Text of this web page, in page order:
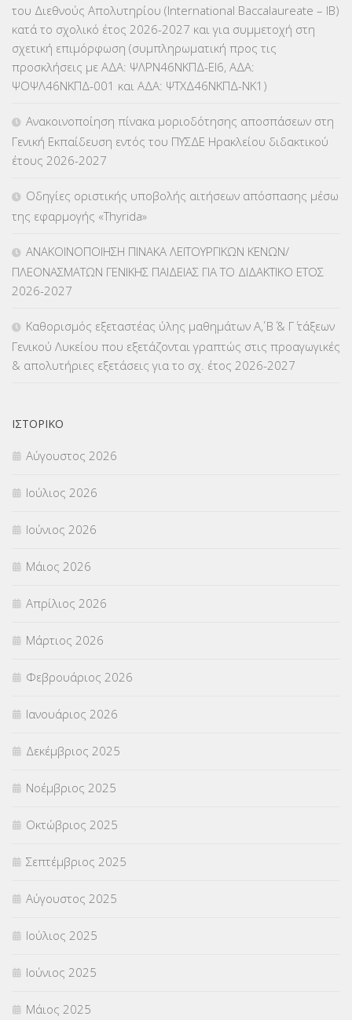
ΕΥΡΩΠΑΪΚΑ ΠΡΟΓΡΑΜΜΑΤΑ(230)
ΚΕΣΥ (60)
ΚΕΣΥΠ(109)
ΚΠγ – ΚΡΑΤΙΚΟ ΠΙΣΤΟΠΟΙΗΤΙΚΟ ΓΛΩΣΣΟΜΑΘΕΙΑΣ(135)
ΚΠπ- ΚΡΑΤΙΚΟ ΠΙΣΤΟΠΟΙΗΤΙΚΟ ΠΛΗΡΟΦΟΡΙΚΗΣ
ΛΟΙΠΑ(309)
ΜΕΤΑΘΕΣΕΙΣ-ΤΟΠΟΘΕΤΗΣΕΙΣ ΒΕΛΤΙΩΣΕΙΣ(319)
ΜΕΤΑΦΟΡΑ ΜΑΘΗΤΩΝ(3)
ΟΙΚΟΝΟΜΙΚΑ ΘΕΜΑΤΑ
Π.Ε.Κ. ΗΡΑΚΛΕΙΟΥ
ΠΑΝΕΛΛΑΔΙΚΕΣ ΕΞΕΤΑΣΕΙΣ
ΠΡΟΚΗΡΥΞΕΙΣ
ΣΕΜΙΝΑΡΙΑ – ΗΜΕΡΙΔΕΣ
ΣΕΠ(50)
ΣΤΕΛΕΧΗ (360)
ΣΥΜΒΟΥΛΕΥΤΙΚΟΣ ΣΤΑΘΜΟΣ ΝΕΩΝ
ΣΥΝΤΑΞΕΙΣ(12)
ΣΧΟΛΙΚΟΙ ΣΥΜΒΟΥΛΟΙ
ΥΠΕΡΑΡΙΘΜΟΙ(1)
ΥΠΟΤΡΟΦΙΕΣ(28)
ΦΥΣΙΚΗ ΑΓΩΓΗ(692)
Χωρίς κατηγορία
του Διεθνούς Απολυτηρίου (International Baccalaureate – IB)
κατά το σχολικό έτος 2026-2027 και για συμμετοχή στη
σχετική επιμόρφωση (συμπληρωματική προς τις
προσκλήσεις με ΑΔΑ: ΨΛΡΝ46ΝΚΠΔ-ΕΙ6, ΑΔΑ:
ΨΟΨΛ46ΝΚΠΔ-001 και ΑΔΑ: ΨΤΧΔ46ΝΚΠΔ-ΝΚ1)
Ανακοινοποίηση πίνακα μοριοδότησης αποσπάσεων στη
Γενική Εκπαίδευση εντός του ΠΥΣΔΕ Ηρακλείου διδακτικού
έτους 2026-2027
Οδηγίες οριστικής υποβολής αιτήσεων απόσπασης μέσω
της εφαρμογής «Thyrida»
ΑΝΑΚΟΙΝΟΠΟΙΗΣΗ ΠΙΝΑΚΑ ΛΕΙΤΟΥΡΓΙΚΩΝ ΚΕΝΩΝ/
ΠΛΕΟΝΑΣΜΑΤΩΝ ΓΕΝΙΚΗΣ ΠΑΙΔΕΙΑΣ ΓΙΑ ΤΟ ΔΙΔΑΚΤΙΚΟ ΕΤΟΣ
2026-2027
Καθορισμός εξεταστέας ύλης μαθημάτων Α΄, Β΄ & Γ΄ τάξεων
Γενικού Λυκείου που εξετάζονται γραπτώς στις προαγωγικές
& απολυτήριες εξετάσεις για το σχ. έτος 2026-2027
ΙΣΤΟΡΙΚΌ
Αύγουστος 2026
Ιούλιος 2026
Ιούνιος 2026
Μάιος 2026
Απρίλιος 2026
Μάρτιος 2026
Φεβρουάριος 2026
Ιανουάριος 2026
Δεκέμβριος 2025
Νοέμβριος 2025
Οκτώβριος 2025
Σεπτέμβριος 2025
Αύγουστος 2025
Ιούλιος 2025
Ιούνιος 2025
Μάιος 2025